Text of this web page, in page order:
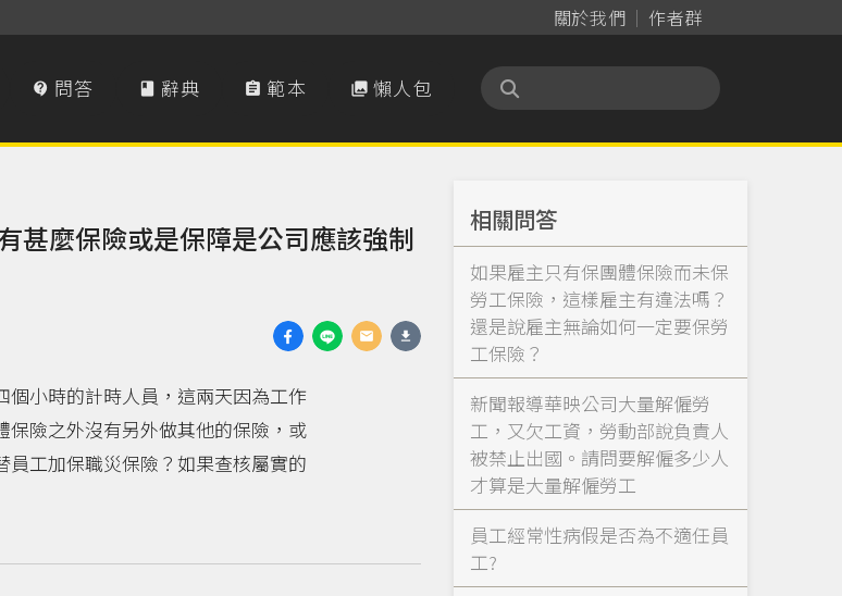
關於我們 作者群
 問答  辭典  範本  懶人包
甚麼保險或是保障是公司應該強制
小時的計時人員，這兩天因為工作
險之外沒有另外做其他的保險，或
工加保職災保險？如果查核屬實的
相關問答
如果雇主只有保團體保險而未保
勞工保險，這樣雇主有違法嗎？
還是說雇主無論如何一定要保勞
工保險？
新聞報導華映公司大量解僱勞
工，又欠工資，勞動部說負責人
被禁止出國。請問要解僱多少人
才算是大量解僱勞工
員工經常性病假是否為不適任員
工?